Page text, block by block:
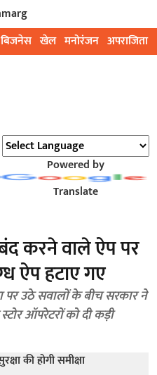
बिजनेस खेल मनोरंजन अपराजिता
Powered by
Translate
करने वाले ऐप पर
ऐप हटाए गए
पर उठे सवालों के बीच सरकार ने
ऑपरेटरों को दी कड़ी